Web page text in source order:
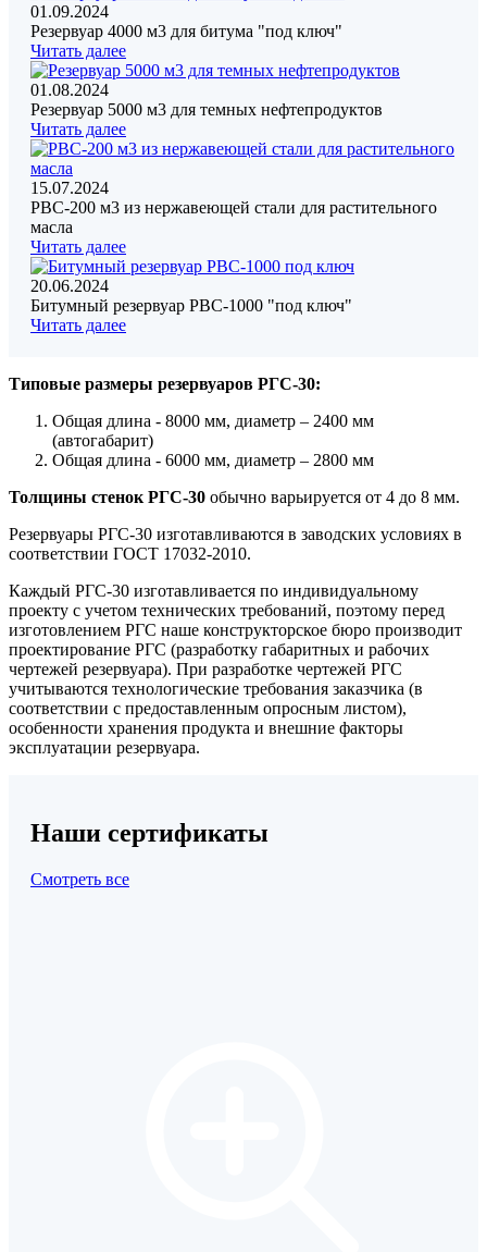
01.09.2024
Резервуар 4000 м3 для битума "под ключ"
Читать далее
01.08.2024
Резервуар 5000 м3 для темных нефтепродуктов
Читать далее
15.07.2024
РВС-200 м3 из нержавеющей стали для растительного
масла
Читать далее
20.06.2024
Битумный резервуар РВС-1000 "под ключ"
Читать далее
Типовые размеры резервуаров РГС-30:
Общая длина - 8000 мм, диаметр – 2400 мм
(автогабарит)
Общая длина - 6000 мм, диаметр – 2800 мм
Толщины стенок РГС-30 обычно варьируется от 4 до 8 мм.
Резервуары РГС-30 изготавливаются в заводских условиях в
соответствии ГОСТ 17032-2010.
Каждый РГС-30 изготавливается по индивидуальному
проекту с учетом технических требований, поэтому перед
изготовлением РГС наше конструкторское бюро производит
проектирование РГС (разработку габаритных и рабочих
чертежей резервуара). При разработке чертежей РГС
учитываются технологические требования заказчика (в
соответствии с предоставленным опросным листом),
особенности хранения продукта и внешние факторы
эксплуатации резервуара.
Наши сертификаты
Смотреть все